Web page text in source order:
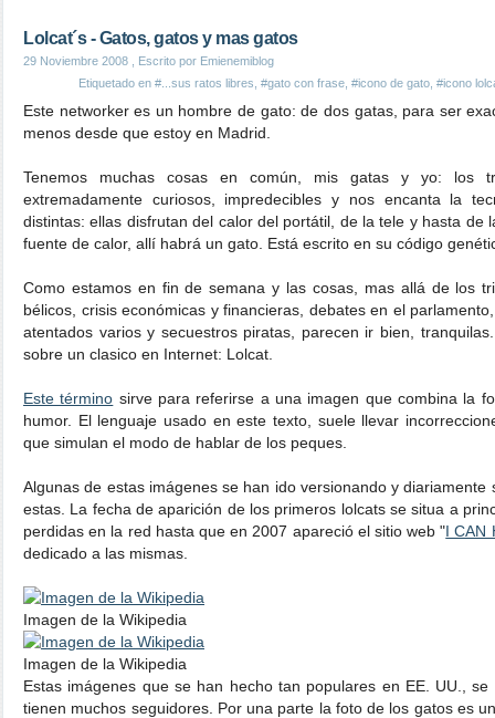
Lolcat´s - Gatos, gatos y mas gatos
29 Noviembre 2008 , Escrito por Emienemiblog
Etiquetado en #...sus ratos libres #gato con frase #icono de gato #icono
Este networker es un hombre de gato: de dos gatas, para ser
menos desde que estoy en Madrid.
Tenemos muchas cosas en común, mis gatas y yo: los
extremadamente curiosos, impredecibles y nos encanta la
distintas: ellas disfrutan del calor del portátil, de la tele y hasta de
fuente de calor, allí habrá un gato. Está escrito en su código
Como estamos en fin de semana y las cosas, mas allá de los
bélicos, crisis económicas y financieras, debates en el
atentados varios y secuestros piratas, parecen ir bien,
sobre un clasico en Internet: Lolcat.
Este término sirve para referirse a una imagen que combina la
humor. El lenguaje usado en este texto, suele llevar
que simulan el modo de hablar de los peques.
Algunas de estas imágenes se han ido versionando y
estas. La fecha de aparición de los primeros lolcats se situa a
perdidas en la red hasta que en 2007 apareció el sitio web "I CAN
dedicado a las mismas.
Imagen de la Wikipedia
Imagen de la Wikipedia
Estas imágenes que se han hecho tan populares en EE. UU.,
tienen muchos seguidores. Por una parte la foto de los gatos es